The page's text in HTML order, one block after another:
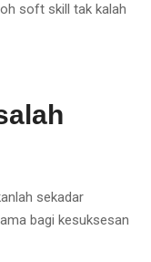
soft skill tak kalah
sekadar
bagi kesuksesan